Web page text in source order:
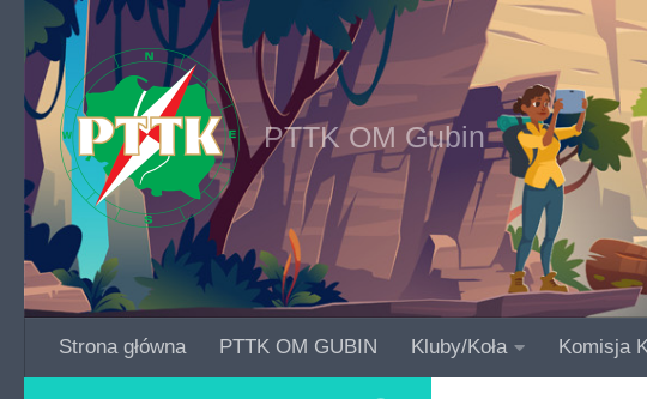
Skip to content
PTTK OM Gubin
Strona główna PTTK OM GUBIN Kluby/Koła Komisja